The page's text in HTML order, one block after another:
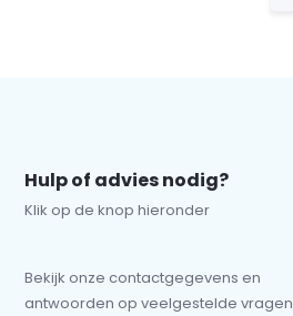
Hulp of advies nodig?
Klik op de knop hieronder
Bekijk onze contactgegevens en
antwoorden op veelgestelde vragen